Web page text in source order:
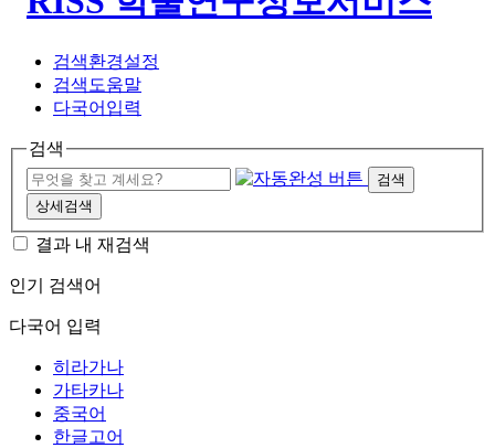
검색환경설정
검색도움말
다국어입력
검색
검색
상세검색
결과 내 재검색
인기 검색어
다국어 입력
히라가나
가타카나
중국어
한글고어